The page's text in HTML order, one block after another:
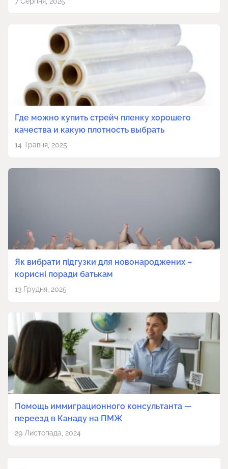
Где можно купить стрейч пленку хорошего
качества и какую плотность выбрать
14 Травня, 2025
Як вибрати підгузки для новонароджених –
корисні поради батькам
13 Грудня, 2025
Помощь иммиграционного консультанта —
переезд в Канаду на ПМЖ
29 Листопада, 2024